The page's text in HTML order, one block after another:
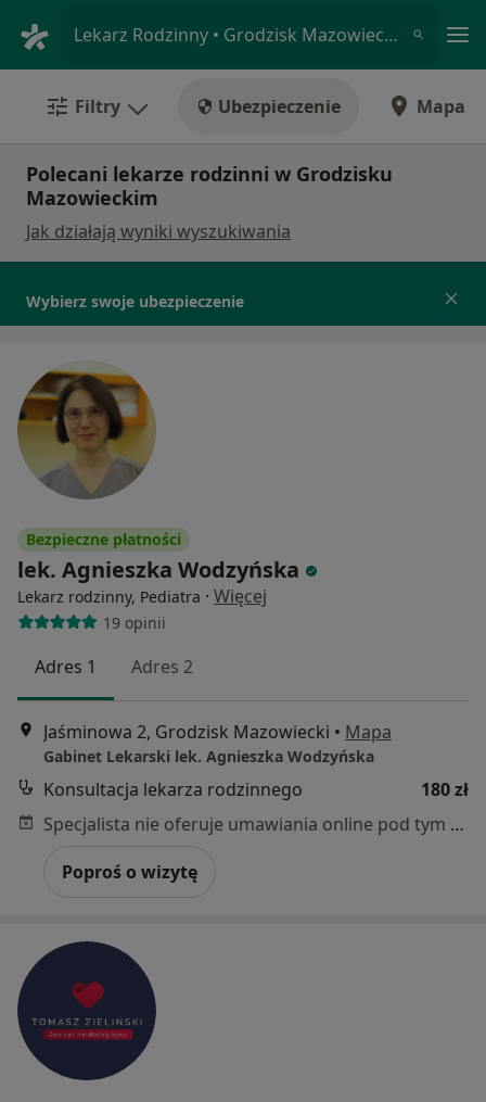
Lekarz Rodzinny • Grodzisk Mazowiecki, mazowieckie
Filtry Ubezpieczenie Mapa
Polecani lekarze rodzinni w Grodzisku
Mazowieckim
Jak działają wyniki wyszukiwania
Wybierz swoje ubezpieczenie
Bezpieczne płatności
lek. Agnieszka Wodzyńska
Lekarz rodzinny, Pediatra · Więcej
19 opinii
Adres 1 Adres 2
Jaśminowa 2, Grodzisk Mazowiecki • Mapa
Gabinet Lekarski lek. Agnieszka Wodzyńska
Konsultacja lekarza rodzinnego
180 zł
Specjalista nie oferuje umawiania online pod tym adresem.
Poproś o wizytę